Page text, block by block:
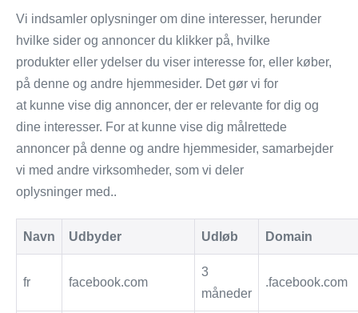
Vi indsamler oplysninger om dine interesser, herunder
hvilke sider og annoncer du klikker på, hvilke
produkter eller ydelser du viser interesse for, eller køber,
på denne og andre hjemmesider. Det gør vi for
at kunne vise dig annoncer, der er relevante for dig og
dine interesser. For at kunne vise dig målrettede
annoncer på denne og andre hjemmesider, samarbejder
vi med andre virksomheder, som vi deler
oplysninger med..
Navn Udbyder Udløb Domain
fr facebook.com
3
måneder
.facebook.com